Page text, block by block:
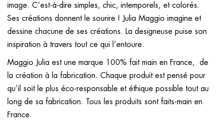
image. C’est-à-dire simples, chic, intemporels, et colorés.
Ses créations donnent le sourire ! Julia Maggio imagine et
dessine chacune de ses créations. La designeuse puise son
inspiration à travers tout ce qui l’entoure.
Maggio Julia est une marque 100% fait main en France, de
la création à la fabrication. Chaque produit est pensé pour
qu’il soit le plus éco-responsable et éthique possible tout au
long de sa fabrication. Tous les produits sont faits-main en
France.